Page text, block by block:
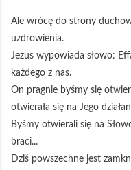
Ale wrócę do strony
uzdrowienia.
Jezus wypowiada słowo:
każdego z nas.
On pragnie byśmy się
otwierała się na Jego
Byśmy otwierali się na
braci...
Dziś powszechne jest